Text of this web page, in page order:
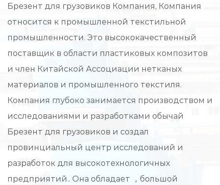
Брезент для грузовиков Компания, Компания
относится к промышленной текстильной
промышленности. Это высококачественный
поставщик в области пластиковых композитов
и член Китайской Ассоциации нетканых
материалов и промышленного текстиля.
Компания глубоко занимается производством и
исследованиями и разработками обычай
Брезент для грузовиков и создал
провинциальный центр исследований и
разработок для высокотехнологичных
предприятий.. Она обладает ，большой